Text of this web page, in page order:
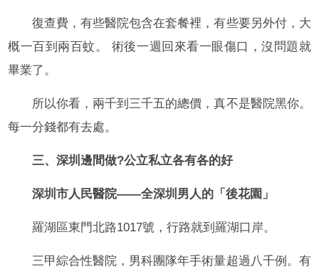
復查費，有些醫院包含在套餐裡，有些要另外付，大
概一百到兩百蚊。 術後一週回來看一眼傷口，沒問題就
畢業了。
所以你看，兩千到三千五的總價，真不是醫院黑你。
每一分錢都有去處。
三、深圳邊間做?公立私立各有各的好
深圳市人民醫院——全深圳男人的「後花園」
羅湖區東門北路1017號，行路就到羅湖口岸。
三甲綜合性醫院，男科團隊年手術量超過八千例。有